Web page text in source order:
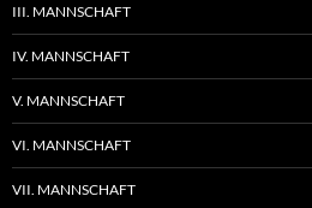
III. MANNSCHAFT
IV. MANNSCHAFT
V. MANNSCHAFT
VI. MANNSCHAFT
VII. MANNSCHAFT